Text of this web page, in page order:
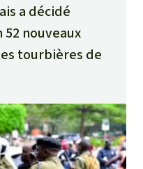
a décidé
52 nouveaux
tourbières de